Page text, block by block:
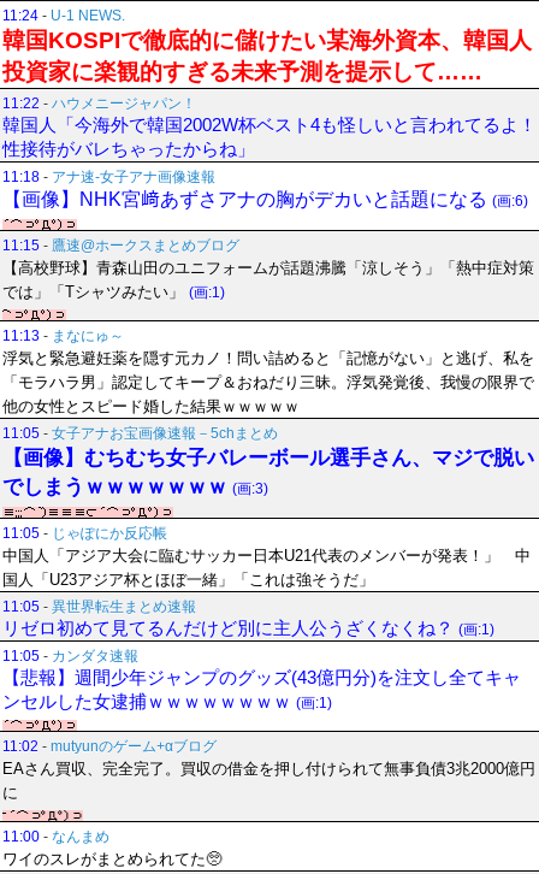
11:24 - U-1 NEWS.
韓国KOSPIで徹底的に儲けたい某海外資本、韓国人
投資家に楽観的すぎる未来予測を提示して……
11:22 - ハウメニージャパン！
韓国人「今海外で韓国2002W杯ベスト4も怪しいと言われてるよ！
性接待がバレちゃったからね」
11:18 - アナ速‐女子アナ画像速報
【画像】NHK宮﨑あずさアナの胸がデカいと話題になる (画:6)
11:15 - 鷹速@ホークスまとめブログ
【高校野球】青森山田のユニフォームが話題沸騰「涼しそう」「熱中症対策
では」「Tシャツみたい」
(画:1)
11:13 - まなにゅ～
浮気と緊急避妊薬を隠す元カノ！問い詰めると「記憶がない」と逃げ、私を
「モラハラ男」認定してキープ＆おねだり三昧。浮気発覚後、我慢の限界で
他の女性とスピード婚した結果ｗｗｗｗｗ
11:05 - 女子アナお宝画像速報－5chまとめ
【画像】むちむち女子バレーボール選手さん、マジで脱い
でしまうｗｗｗｗｗｗｗ (画:3)
11:05 - じゃぽにか反応帳
中国人「アジア大会に臨むサッカー日本U21代表のメンバーが発表！」 中
国人「U23アジア杯とほぼ一緒」「これは強そうだ」
11:05 - 異世界転生まとめ速報
リゼロ初めて見てるんだけど別に主人公うざくなくね？ (画:1)
11:05 - カンダタ速報
【悲報】週間少年ジャンプのグッズ(43億円分)を注文し全てキャ
ンセルした女逮捕ｗｗｗｗｗｗｗｗ (画:1)
11:02 - mutyunのゲーム+αブログ
EAさん買収、完全完了。買収の借金を押し付けられて無事負債3兆2000億円
に
11:00 - なんまめ
ワイのスレがまとめられてた🥺